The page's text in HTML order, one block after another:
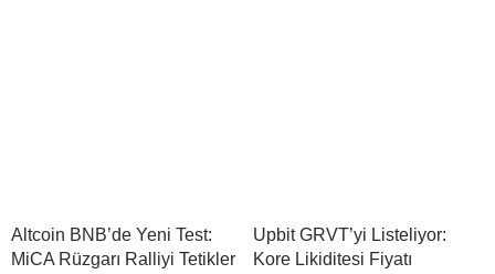
Altcoin BNB’de Yeni Test:
MiCA Rüzgarı Ralliyi Tetikler
Upbit GRVT’yi Listeliyor:
Kore Likiditesi Fiyatı